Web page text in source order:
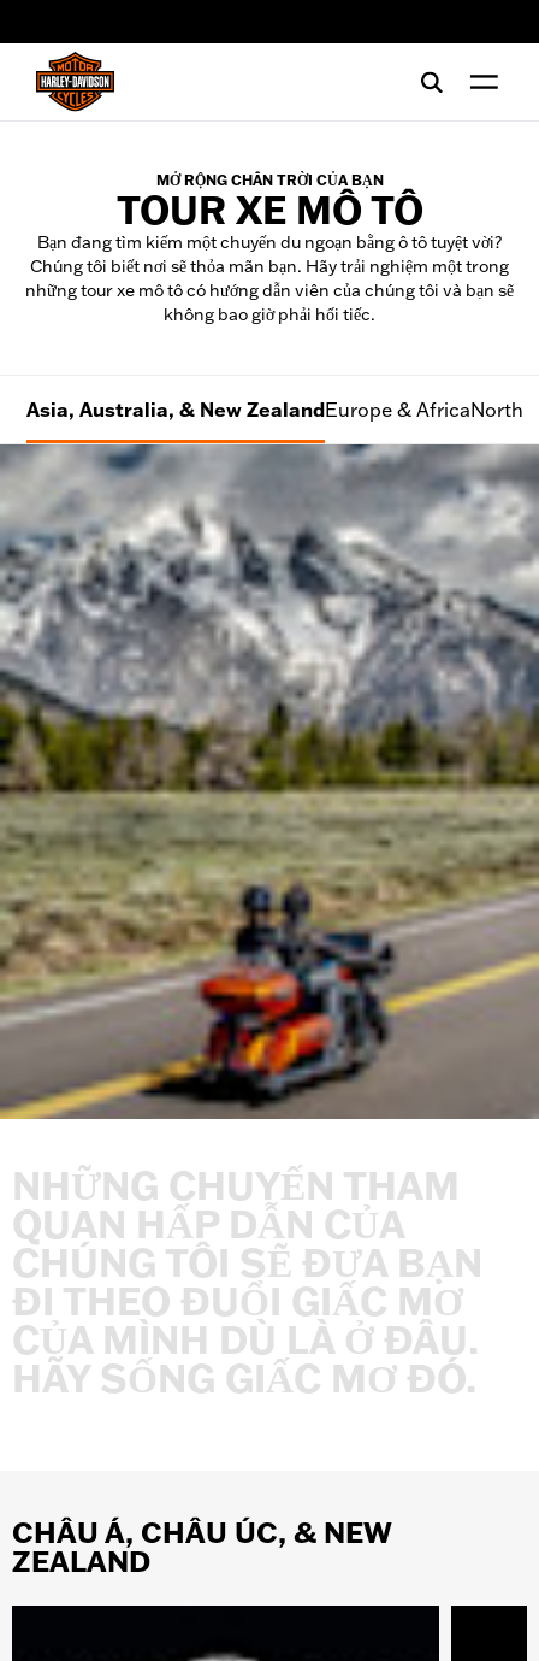
MỞ RỘNG CHÂN TRỜI CỦA BẠN
TOUR XE MÔ TÔ
Bạn đang tìm kiếm một chuyến du ngoạn bằng ô tô tuyệt vời?
Chúng tôi biết nơi sẽ thỏa mãn bạn. Hãy trải nghiệm một trong
những tour xe mô tô có hướng dẫn viên của chúng tôi và bạn sẽ
không bao giờ phải hối tiếc.
Asia, Australia, & New ZealandEurope & AfricaNorth
NHỮNG CHUYẾN THAM
QUAN HẤP DẪN CỦA
CHÚNG TÔI SẼ ĐƯA BẠN
ĐI THEO ĐUỔI GIẤC MƠ
CỦA MÌNH DÙ LÀ Ở ĐÂU.
HÃY SỐNG GIẤC MƠ ĐÓ.
CHÂU Á, CHÂU ÚC, & NEW
ZEALAND